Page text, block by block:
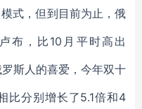
式，但到目前为止，俄
布，比10月平时高出
斯人的喜爱，今年双十
比分别增长了5.1倍和4